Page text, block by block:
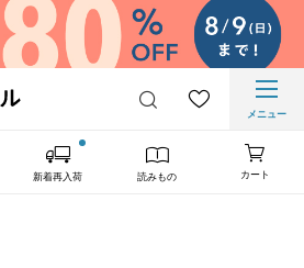
メニュー
新着再入荷 読みもの カート